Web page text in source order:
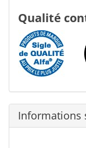
Qualité
Informations